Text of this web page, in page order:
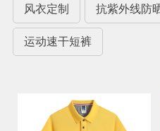
风衣定制 抗紫外线防
运动速干短裤